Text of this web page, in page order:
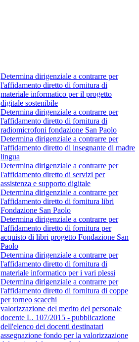
Determina dirigenziale a contrarre per
l'affidamento diretto di fornitura di
materiale informatico per il progetto
digitale sostenibile
Determina dirigenziale a contrarre per
l'affidamento diretto di fornitura di
radiomicrofoni fondazione San Paolo
Determina dirigenziale a contrarre per
l'affidamento diretto di insegnante di madre
lingua
Determina dirigenziale a contrarre per
l'affidamento diretto di servizi per
assistenza e supporto digitale
Determina dirigenziale a contrarre per
l'affidamento diretto di fornitura libri
Fondazione San Paolo
Determina dirigenziale a contrarre per
l'affidamento diretto di fornitura per
acquisto di libri progetto Fondazione San
Paolo
Determina dirigenziale a contrarre per
l'affidamento diretto di fornitura di
materiale informatico per i vari plessi
Determina dirigenziale a contrarre per
l'affidamento diretto di fornitura di coppe
per torneo scacchi
valorizzazione del merito del personale
docente L. 107/2015 - pubblicazione
dell'elenco dei docenti destinatari
assegnazione fondo per la valorizzazione